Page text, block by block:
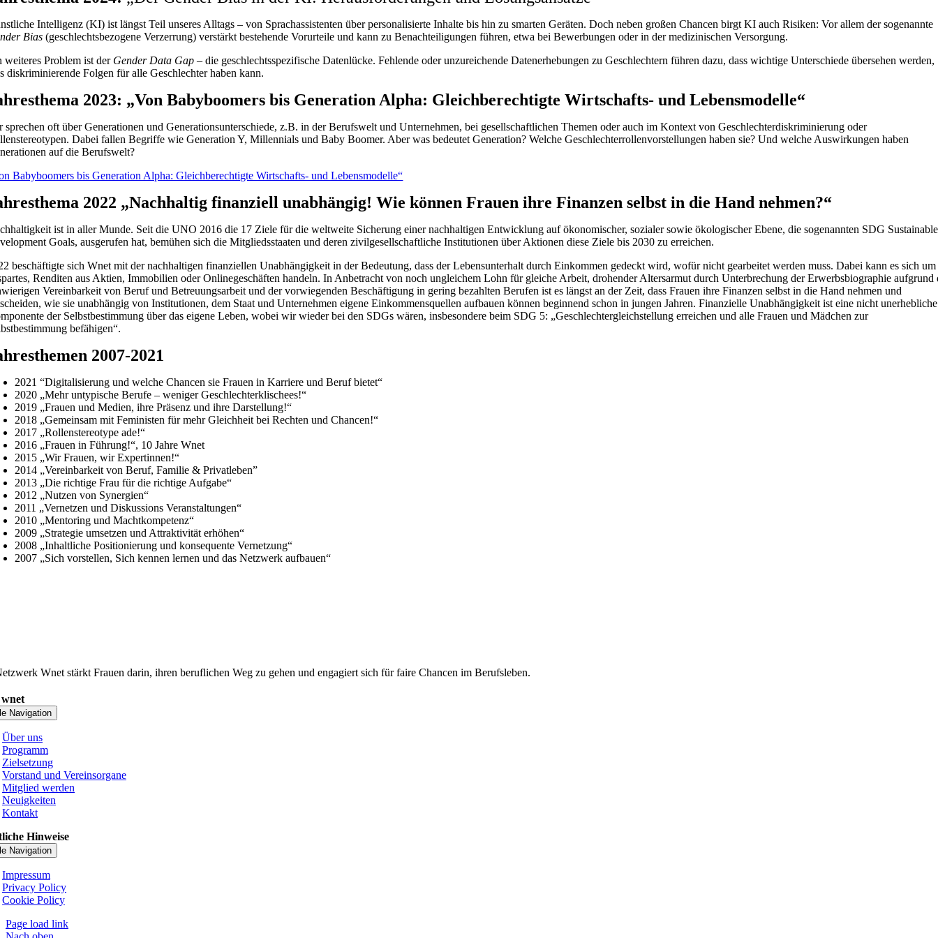
Intelligenz (KI) ist längst Teil unseres Alltags – von Sprachassistenten über personalisierte Inhalte bis hin zu smarten Geräten. Doch neben großen Chancen birgt KI auch Risiken: Vor allem der sogenannte
Bias (geschlechtsbezogene Verzerrung) verstärkt bestehende Vorurteile und kann zu Benachteiligungen führen, etwa bei Bewerbungen oder in der medizinischen Versorgung.
weiteres Problem ist der Gender Data Gap – die geschlechtsspezifische Datenlücke. Fehlende oder unzureichende Datenerhebungen zu Geschlechtern führen dazu, dass wichtige Unterschiede übersehen werden,
diskriminierende Folgen für alle Geschlechter haben kann.
2023: „Von Babyboomers bis Generation Alpha: Gleichberechtigte Wirtschafts- und Lebensmodelle“
sprechen oft über Generationen und Generationsunterschiede, z.B. in der Berufswelt und Unternehmen, bei gesellschaftlichen Themen oder auch im Kontext von Geschlechterdiskriminierung oder
Dabei fallen Begriffe wie Generation Y, Millennials und Baby Boomer. Aber was bedeutet Generation? Welche Geschlechterrollenvorstellungen haben sie? Und welche Auswirkungen haben
auf die Berufswelt?
Babyboomers bis Generation Alpha: Gleichberechtigte Wirtschafts- und Lebensmodelle“
2022 „Nachhaltig finanziell unabhängig! Wie können Frauen ihre Finanzen selbst in die Hand nehmen?“
ist in aller Munde. Seit die UNO 2016 die 17 Ziele für die weltweite Sicherung einer nachhaltigen Entwicklung auf ökonomischer, sozialer sowie ökologischer Ebene, die sogenannten SDG Sustainable
Goals, ausgerufen hat, bemühen sich die Mitgliedsstaaten und deren zivilgesellschaftliche Institutionen über Aktionen diese Ziele bis 2030 zu erreichen.
beschäftigte sich Wnet mit der nachhaltigen finanziellen Unabhängigkeit in der Bedeutung, dass der Lebensunterhalt durch Einkommen gedeckt wird, wofür nicht gearbeitet werden muss. Dabei kann es sich um
Renditen aus Aktien, Immobilien oder Onlinegeschäften handeln. In Anbetracht von noch ungleichem Lohn für gleiche Arbeit, drohender Altersarmut durch Unterbrechung der Erwerbsbiographie aufgrund
Vereinbarkeit von Beruf und Betreuungsarbeit und der vorwiegenden Beschäftigung in gering bezahlten Berufen ist es längst an der Zeit, dass Frauen ihre Finanzen selbst in die Hand nehmen und
wie sie unabhängig von Institutionen, dem Staat und Unternehmen eigene Einkommensquellen aufbauen können beginnend schon in jungen Jahren. Finanzielle Unabhängigkeit ist eine nicht unerhebliche
der Selbstbestimmung über das eigene Leben, wobei wir wieder bei den SDGs wären, insbesondere beim SDG 5: „Geschlechtergleichstellung erreichen und alle Frauen und Mädchen zur
befähigen“.
2007-2021
2021 “Digitalisierung und welche Chancen sie Frauen in Karriere und Beruf bietet“
2020 „Mehr untypische Berufe – weniger Geschlechterklischees!“
2019 „Frauen und Medien, ihre Präsenz und ihre Darstellung!“
2018 „Gemeinsam mit Feministen für mehr Gleichheit bei Rechten und Chancen!“
2017 „Rollenstereotype ade!“
2016 „Frauen in Führung!“, 10 Jahre Wnet
2015 „Wir Frauen, wir Expertinnen!“
2014 „Vereinbarkeit von Beruf, Familie & Privatleben”
2013 „Die richtige Frau für die richtige Aufgabe“
2012 „Nutzen von Synergien“
2011 „Vernetzen und Diskussions Veranstaltungen“
2010 „Mentoring und Machtkompetenz“
2009 „Strategie umsetzen und Attraktivität erhöhen“
2008 „Inhaltliche Positionierung und konsequente Vernetzung“
2007 „Sich vorstellen, Sich kennen lernen und das Netzwerk aufbauen“
Wnet stärkt Frauen darin, ihren beruflichen Weg zu gehen und engagiert sich für faire Chancen im Berufsleben.
Navigation
Über uns
Programm
Zielsetzung
Vorstand und Vereinsorgane
Mitglied werden
Neuigkeiten
Kontakt
Hinweise
Navigation
Impressum
Privacy Policy
Cookie Policy
Page load link